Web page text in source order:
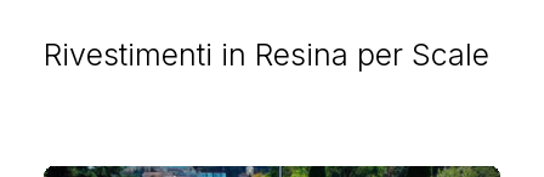
Rivestimenti in Resina per Scale